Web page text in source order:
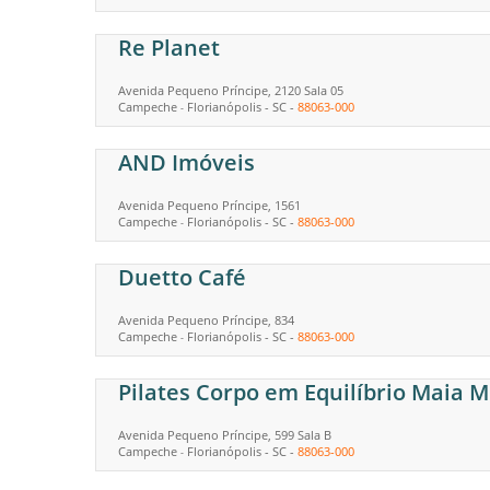
Re Planet
Avenida Pequeno Príncipe, 2120 Sala 05
Campeche - Florianópolis - SC - 88063-000
AND Imóveis
Avenida Pequeno Príncipe, 1561
Campeche - Florianópolis - SC - 88063-000
Duetto Café
Avenida Pequeno Príncipe, 834
Campeche - Florianópolis - SC - 88063-000
Pilates Corpo em Equilíbrio Maia
Avenida Pequeno Príncipe, 599 Sala B
Campeche - Florianópolis - SC - 88063-000